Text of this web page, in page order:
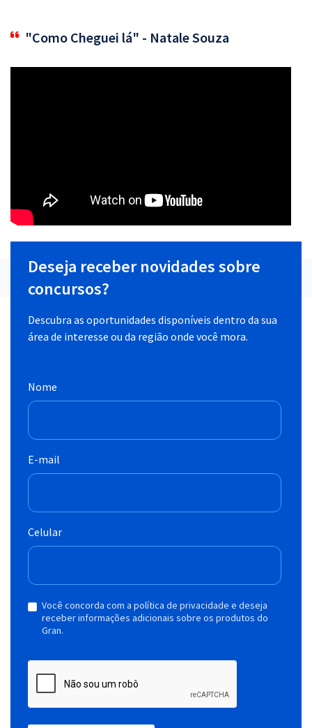
"Como Cheguei lá" - Natale Souza
Deseja receber novidades sobre
concursos?
Descubra as oportunidades disponíveis dentro da sua
área de interesse ou da região onde você mora.
Nome
E-mail
Celular
Você concorda com a política de privacidade e deseja
receber informações adicionais sobre os produtos do
Gran.